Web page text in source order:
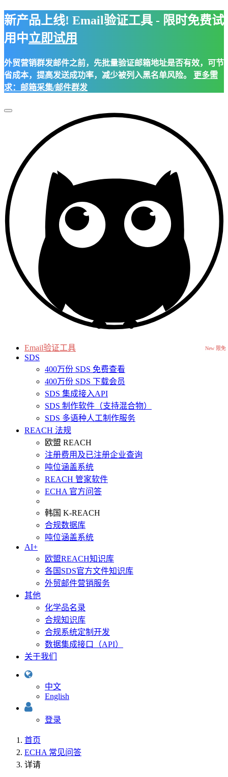
新产品上线! Email验证工具 - 限时免费试
用中立即试用
外贸营销群发邮件之前，先批量验证邮箱地址是否有效，可节
省成本，提高发送成功率，减少被列入黑名单风险。
更多需
求：邮箱采集/邮件群发
Toggle
Email验证工具 New 限免
SDS
400万份 SDS 免费查看
400万份 SDS 下载会员
SDS 集成接入API
SDS 制作软件（支持混合物）
SDS 多语种人工制作服务
REACH 法规
欧盟 REACH
注册费用及已注册企业查询
吨位涵盖系统
REACH 管家软件
ECHA 官方问答
韩国 K-REACH
合规数据库
吨位涵盖系统
AI+
欧盟REACH知识库
各国SDS官方文件知识库
外贸邮件营销服务
其他
化学品名录
合规知识库
合规系统定制开发
数据集成接口（API）
关于我们
中文
English
登录
首页
ECHA 常见问答
详请